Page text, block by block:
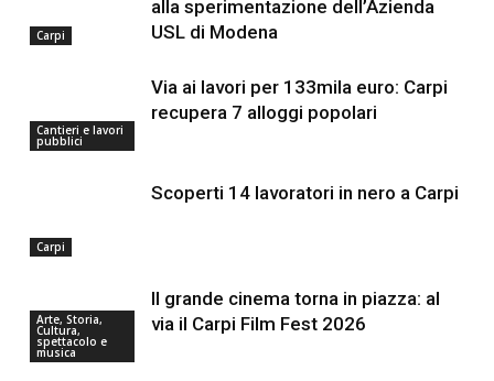
Carpi
alla sperimentazione dell’Azienda
USL di Modena
Cantieri e lavori
pubblici
Via ai lavori per 133mila euro: Carpi
recupera 7 alloggi popolari
Carpi
Scoperti 14 lavoratori in nero a Carpi
Arte, Storia,
Cultura,
spettacolo e
musica
Il grande cinema torna in piazza: al
via il Carpi Film Fest 2026